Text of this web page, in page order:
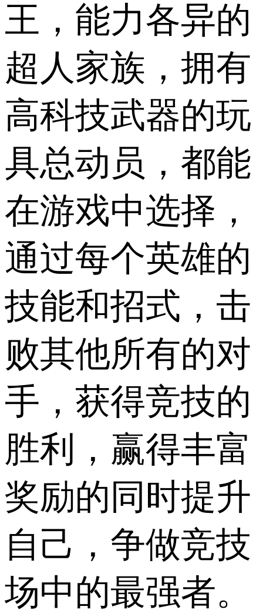
王，能力各异的
超人家族，拥有
高科技武器的玩
具总动员，都能
在游戏中选择，
通过每个英雄的
技能和招式，击
败其他所有的对
手，获得竞技的
胜利，赢得丰富
奖励的同时提升
自己，争做竞技
场中的最强者。